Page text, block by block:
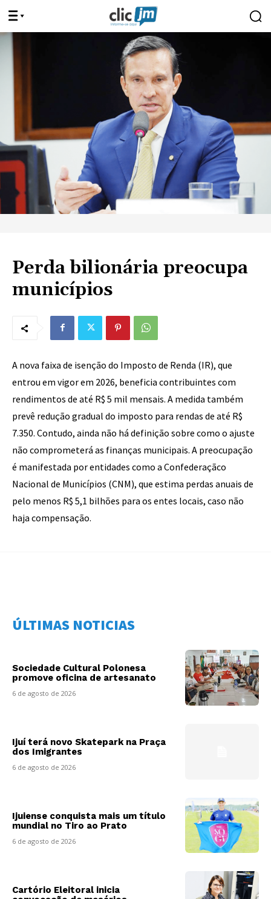
Perda bilionária preocupa
municípios
A nova faixa de isenção do Imposto de Renda (IR), que
entrou em vigor em 2026, beneficia contribuintes com
rendimentos de até R$ 5 mil mensais. A medida também
prevê redução gradual do imposto para rendas de até R$
7.350. Contudo, ainda não há definição sobre como o ajuste
não comprometerá as finanças municipais. A preocupação
é manifestada por entidades como a Confederaçãco
Nacional de Municípios (CNM), que estima perdas anuais de
pelo menos R$ 5,1 bilhões para os entes locais, caso não
haja compensação.
ÚLTIMAS NOTICIAS
Sociedade Cultural Polonesa
promove oficina de artesanato
6 de agosto de 2026
Ijuí terá novo Skatepark na Praça
dos Imigrantes
6 de agosto de 2026
Ijuiense conquista mais um título
mundial no Tiro ao Prato
6 de agosto de 2026
Cartório Eleitoral inicia